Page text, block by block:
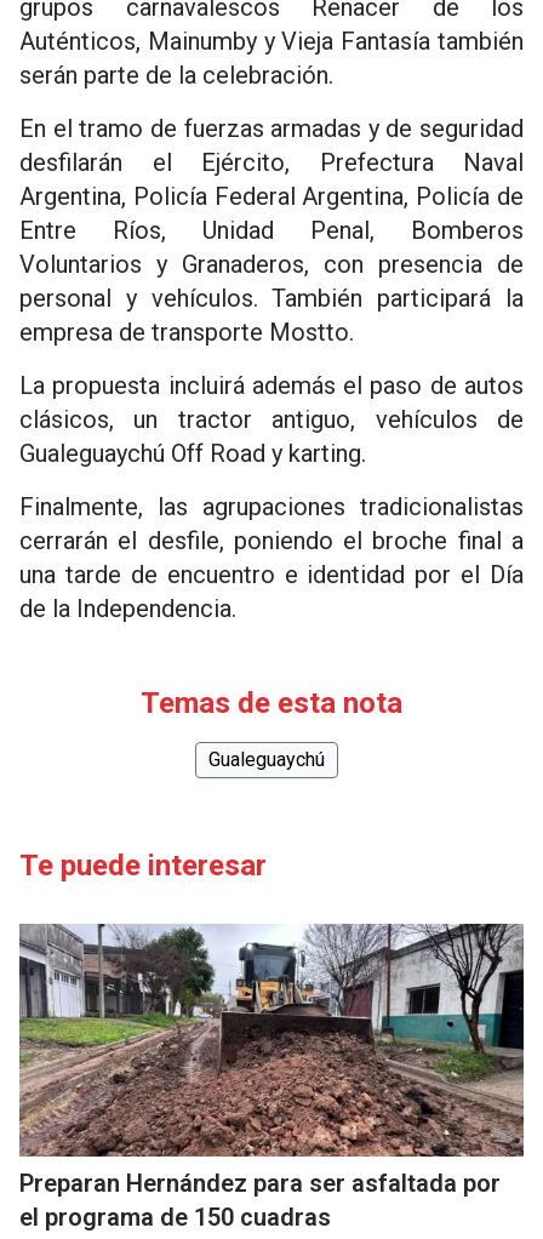
grupos carnavalescos Renacer de los
Auténticos, Mainumby y Vieja Fantasía también
serán parte de la celebración.
En el tramo de fuerzas armadas y de seguridad
desfilarán el Ejército, Prefectura Naval
Argentina, Policía Federal Argentina, Policía de
Entre Ríos, Unidad Penal, Bomberos
Voluntarios y Granaderos, con presencia de
personal y vehículos. También participará la
empresa de transporte Mostto.
La propuesta incluirá además el paso de autos
clásicos, un tractor antiguo, vehículos de
Gualeguaychú Off Road y karting.
Finalmente, las agrupaciones tradicionalistas
cerrarán el desfile, poniendo el broche final a
una tarde de encuentro e identidad por el Día
de la Independencia.
Temas de esta nota
Gualeguaychú
Te puede interesar
Preparan Hernández para ser asfaltada por
el programa de 150 cuadras